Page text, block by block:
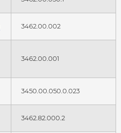
3462.00.002
3462.00.001
3450.00.050.0.023
3462.82.000.2